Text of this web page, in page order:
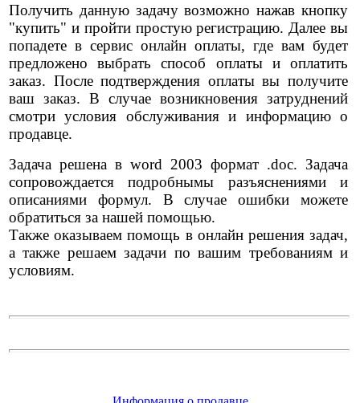
Получить данную задачу возможно нажав кнопку
"купить" и пройти простую регистрацию. Далее вы
попадете в сервис онлайн оплаты, где вам будет
предложено выбрать способ оплаты и оплатить
заказ. После подтверждения оплаты вы получите
ваш заказ. В случае возникновения затруднений
смотри условия обслуживания и информацию о
продавце.
Задача решена в word 2003 формат .doc. Задача
сопровождается подробнымы разъяснениями и
описаниями формул. В случае ошибки можете
обратиться за нашей помощью.
Также оказываем помощь в онлайн решения задач,
а также решаем задачи по вашим требованиям и
условиям.